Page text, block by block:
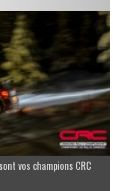
vos champions CRC